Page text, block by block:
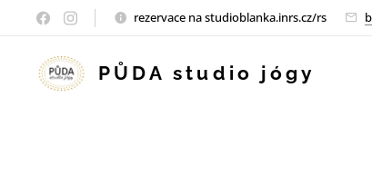
rezervace na studioblanka.inrs.cz/rs
PŮDA studio jógy